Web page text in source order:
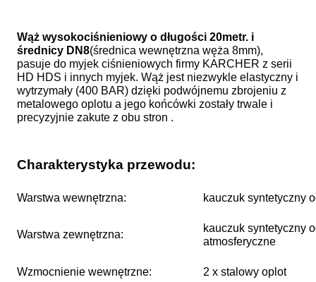
Wąż wysokociśnieniowy o długości 20metr. i
średnicy DN8(średnica wewnętrzna węża 8mm),
pasuje do myjek ciśnieniowych firmy KARCHER z serii
HD HDS i innych myjek. Wąż jest niezwykle elastyczny i
wytrzymały (400 BAR) dzięki podwójnemu zbrojeniu z
metalowego oplotu a jego końcówki zostały trwale i
precyzyjnie zakute z obu stron .
Charakterystyka przewodu:
Warstwa wewnętrzna: kauczuk syntetyczny
Warstwa zewnętrzna:
kauczuk syntetyczny
atmosferyczne
Wzmocnienie wewnętrzne: 2 x stalowy oplot